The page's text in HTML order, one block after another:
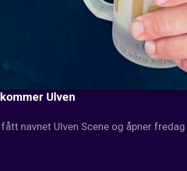
Ulven
navnet Ulven Scene og åpner